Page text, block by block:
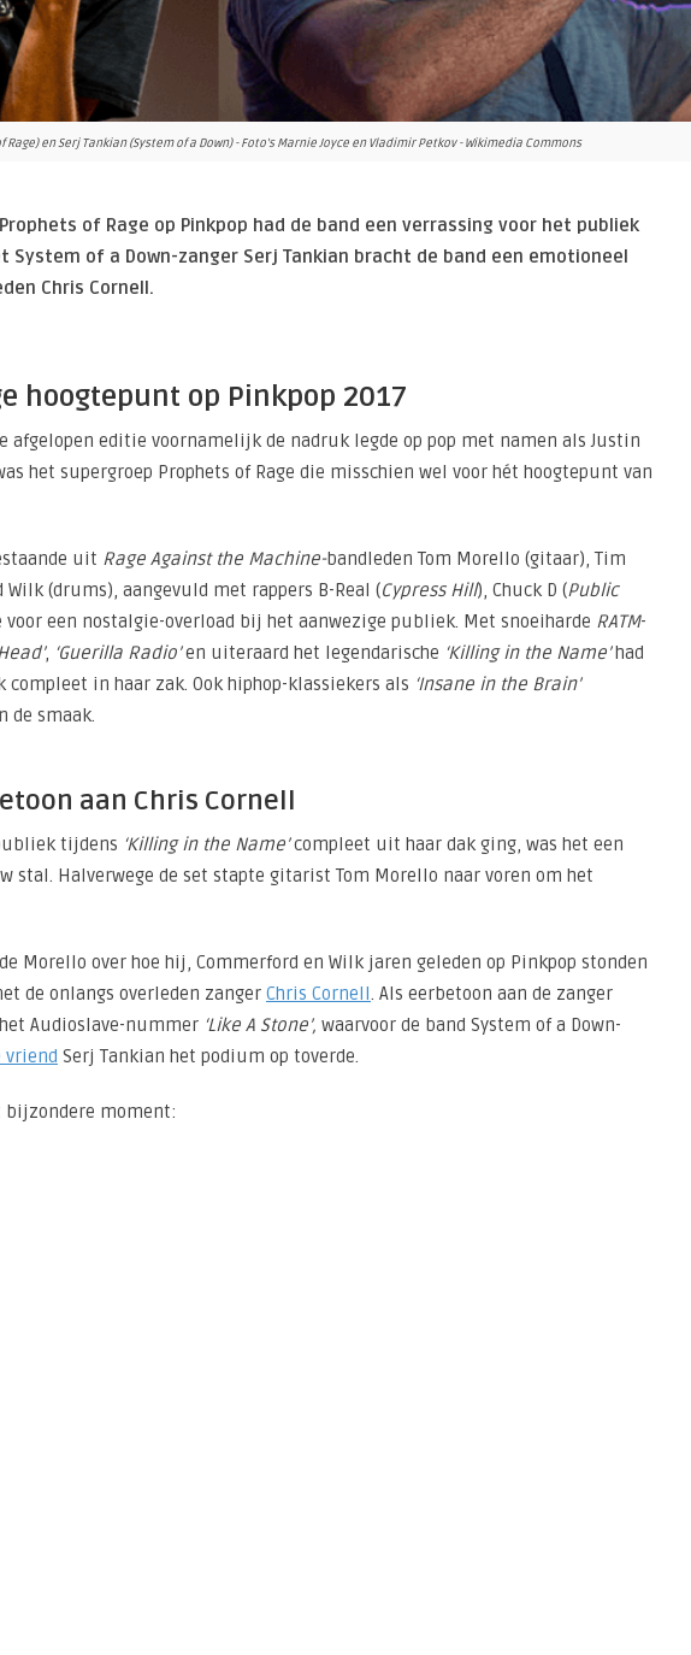
en Serj Tankian (System of a Down) - Foto's Marnie Joyce en Vladimir Petkov - Wikimedia Commons
of Rage op Pinkpop had de band een verrassing voor het publiek
System of a Down-zanger Serj Tankian bracht de band een emotioneel
Chris Cornell.
hoogtepunt op Pinkpop 2017
afgelopen editie voornamelijk de nadruk legde op pop met namen als Justin
het supergroep Prophets of Rage die misschien wel voor hét hoogtepunt van
uit Rage Against the Machine-bandleden Tom Morello (gitaar), Tim
Wilk (drums), aangevuld met rappers B-Real (Cypress Hill), Chuck D (Public
voor een nostalgie-overload bij het aanwezige publiek. Met snoeiharde RATM-
, ‘Guerilla Radio’en uiteraard het legendarische ‘Killing in the Name’had
in haar zak. Ook hiphop-klassiekers als ‘Insane in the Brain’
de smaak.
aan Chris Cornell
tijdens ‘Killing in the Name’compleet uit haar dak ging, was het een
stal. Halverwege de set stapte gitarist Tom Morello naar voren om het
Morello over hoe hij, Commerford en Wilk jaren geleden op Pinkpop stonden
de onlangs overleden zanger Chris Cornell. Als eerbetoon aan de zanger
Audioslave-nummer ‘Like A Stone’, waarvoor de band System of a Down-
vriend Serj Tankian het podium op toverde.
bijzondere moment: